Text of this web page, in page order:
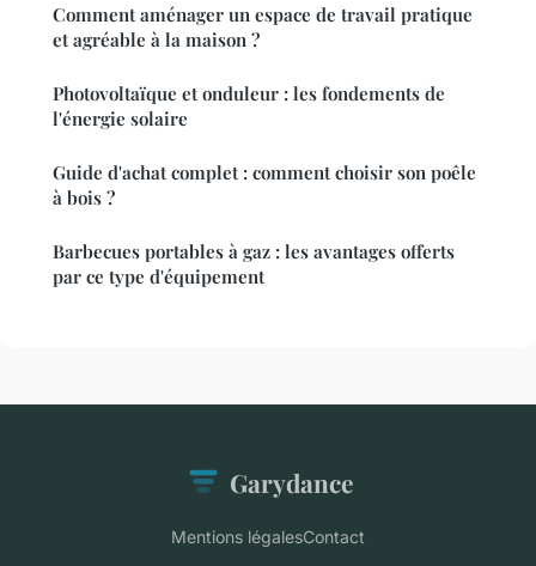
Comment aménager un espace de travail pratique
et agréable à la maison ?
Photovoltaïque et onduleur : les fondements de
l'énergie solaire
Guide d'achat complet : comment choisir son poêle
à bois ?
Barbecues portables à gaz : les avantages offerts
par ce type d'équipement
Garydance
Mentions légalesContact